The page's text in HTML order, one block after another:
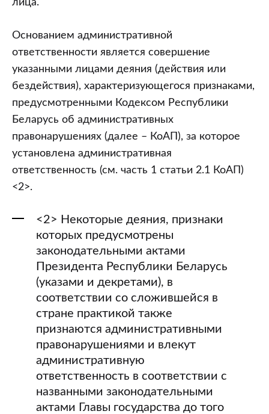
лица.
Основанием административной
ответственности является совершение
указанными лицами деяния (действия или
бездействия), характеризующегося признаками,
предусмотренными Кодексом Республики
Беларусь об административных
правонарушениях (далее – КоАП), за которое
установлена административная
ответственность (см. часть 1 статьи 2.1 КоАП)
<2>.
<2> Некоторые деяния, признаки
которых предусмотрены
законодательными актами
Президента Республики Беларусь
(указами и декретами), в
соответствии со сложившейся в
стране практикой также
признаются административными
правонарушениями и влекут
административную
ответственность в соответствии с
названными законодательными
актами Главы государства до того